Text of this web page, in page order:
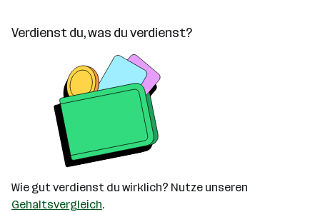
Verdienst du, was du verdienst?
Wie gut verdienst du wirklich? Nutze unseren
Gehaltsvergleich.